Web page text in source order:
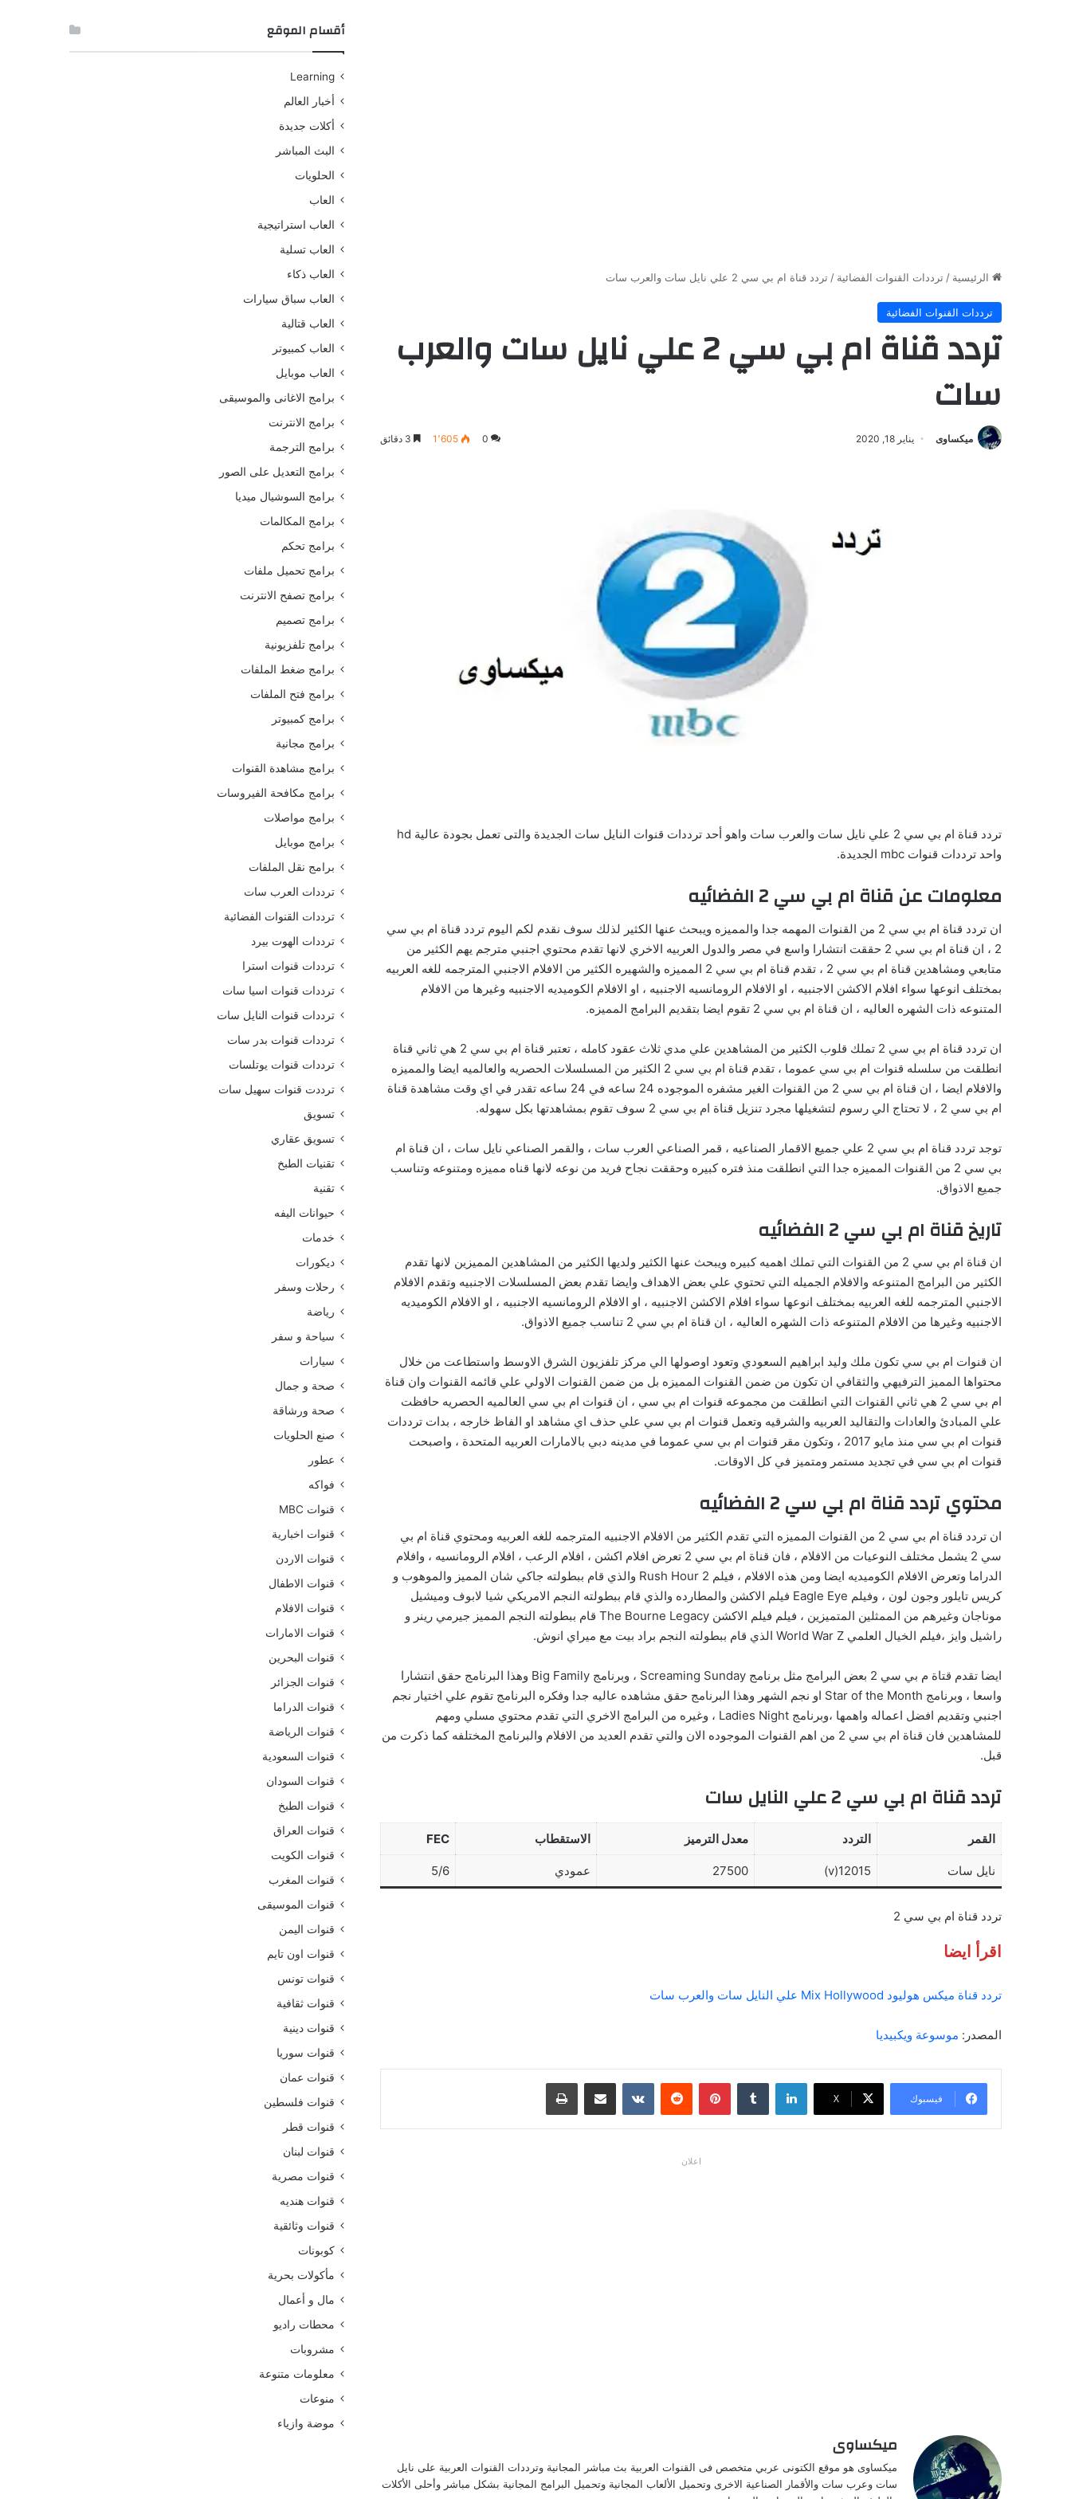
الرئيسية / ترددات القنوات الفضائية / تردد قناة ام بي سي 2 علي نايل سات والعرب سات
ترددات القنوات الفضائية
تردد قناة ام بي سي 2 علي نايل سات والعرب
سات
ميكساوى يناير 18, 2020 0 1٬605
تردد قناة ام بي سي 2 علي نايل سات والعرب سات واهو أحد ترددات قنوات النايل سات الجديدة والتى تعمل بجودة عالية hd
واحد ترددات قنوات mbc الجديدة.
معلومات عن قناة ام بي سي 2 الفضائيه
ان تردد قناة ام بي سي 2 من القنوات المهمه جدا والمميزه ويبحث عنها الكثير لذلك سوف نقدم لكم اليوم تردد قناة ام بي سي
2 ، ان قناة ام بي سي 2 حققت انتشارا واسع في مصر والدول العربيه الاخري لانها تقدم محتوي اجنبي مترجم يهم الكثير من
متابعي ومشاهدين قناة ام بي سي 2 ، تقدم قناة ام بي سي 2 المميزه والشهيره الكثير من الافلام الاجنبي المترجمه للغه العربيه
بمختلف انوعها سواء افلام الاكشن الاجنبيه ، او الافلام الرومانسيه الاجنبيه ، او الافلام الكوميديه الاجنبيه وغيرها من الافلام
المتنوعه ذات الشهره العاليه ، ان قناة ام بي سي 2 تقوم ايضا بتقديم البرامج المميزه.
ان تردد قناة ام بي سي 2 تملك قلوب الكثير من المشاهدين علي مدي ثلاث عقود كامله ، تعتبر قناة ام بي سي 2 هي ثاني قناة
انطلقت من سلسله قنوات ام بي سي عموما ، تقدم قناة ام بي سي 2 الكثير من المسلسلات الحصريه والعالميه ايضا والمميزه
والافلام ايضا ، ان قناة ام بي سي 2 من القنوات الغير مشفره الموجوده 24 ساعه في 24 ساعه تقدر في اي وقت مشاهدة قناة
ام بي سي 2 ، لا تحتاج الي رسوم لتشغيلها مجرد تنزيل قناة ام بي سي 2 سوف تقوم بمشاهدتها بكل سهوله.
توجد تردد قناة ام بي سي 2 علي جميع الاقمار الصناعيه ، قمر الصناعي العرب سات ، والقمر الصناعي نايل سات ، ان قناة ام
بي سي 2 من القنوات المميزه جدا التي انطلقت منذ فتره كبيره وحققت نجاح فريد من نوعه لانها قناه مميزه ومتنوعه وتناسب
جميع الاذواق.
تاريخ قناة ام بي سي 2 الفضائيه
ان قناة ام بي سي 2 من القنوات التي تملك اهميه كبيره ويبحث عنها الكثير ولديها الكثير من المشاهدين المميزين لانها تقدم
الكثير من البرامج المتنوعه والافلام الجميله التي تحتوي علي بعض الاهداف وايضا تقدم بعض المسلسلات الاجنبيه وتقدم الافلام
الاجنبي المترجمه للغه العربيه بمختلف انوعها سواء افلام الاكشن الاجنبيه ، او الافلام الرومانسيه الاجنبيه ، او الافلام الكوميديه
الاجنبيه وغيرها من الافلام المتنوعه ذات الشهره العاليه ، ان قناة ام بي سي 2 تناسب جميع الاذواق.
ان قنوات ام بي سي تكون ملك وليد ابراهيم السعودي وتعود اوصولها الي مركز تلفزيون الشرق الاوسط واستطاعت من خلال
محتواها المميز الترفيهي والثقافي ان تكون من ضمن القنوات المميزه بل من ضمن القنوات الاولي علي قائمه القنوات وان قناة
ام بي سي 2 هي ثاني القنوات التي انطلقت من مجموعه قنوات ام بي سي ، ان قنوات ام بي سي العالميه الحصريه حافظت
علي المبادئ والعادات والتقاليد العربيه والشرقيه وتعمل قنوات ام بي سي علي حذف اي مشاهد او الفاظ خارجه ، بدات ترددات
قنوات ام بي سي منذ مايو 2017 ، وتكون مقر قنوات ام بي سي عموما في مدينه دبي بالامارات العربيه المتحدة ، واصبحت
قنوات ام بي سي في تجديد مستمر ومتميز في كل الاوقات.
محتوي تردد قناة ام بي سي 2 الفضائيه
ان تردد قناة ام بي سي 2 من القنوات المميزه التي تقدم الكثير من الافلام الاجنبيه المترجمه للغه العربيه ومحتوي قناة ام بي
سي 2 يشمل مختلف النوعيات من الافلام ، فان قناة ام بي سي 2 تعرض افلام اكشن ، افلام الرعب ، افلام الرومانسيه ، وافلام
الدراما وتعرض الافلام الكوميديه ايضا ومن هذه الافلام ، فيلم Rush Hour 2 والذي قام ببطولته جاكي شان المميز والموهوب و
كريس تايلور وجون لون ، وفيلم Eagle Eye فيلم الاكشن والمطارده والذي قام ببطولته النجم الامريكي شيا لابوف وميشيل
موناجان وغيرهم من الممثلين المتميزين ، فيلم فيلم الاكشن The Bourne Legacy قام ببطولته النجم المميز جيرمي رينر و
راشيل وايز ،فيلم الخيال العلمي World War Z الذي قام ببطولته النجم براد بيت مع ميراي انوش.
ايضا تقدم قتاة م بي سي 2 بعض البرامج مثل برنامج Screaming Sunday ، وبرنامج Big Family وهذا البرنامج حقق انتشارا
واسعا ، وبرنامج Star of the Month او نجم الشهر وهذا البرنامج حقق مشاهده عاليه جدا وفكره البرنامج تقوم علي اختيار نجم
اجنبي وتقديم افضل اعماله واهمها ،وبرنامج Ladies Night ، وغيره من البرامج الاخري التي تقدم محتوي مسلي ومهم
للمشاهدين فان قناة ام بي سي 2 من اهم القنوات الموجوده الان والتي تقدم العديد من الافلام والبرنامج المختلفه كما ذكرت من
قبل.
تردد قناة ام بي سي 2 علي النايل سات
القمر التردد معدل الترميز الاستقطاب FEC
نايل سات 12015(v)
27500 عمودي 5/6
تردد قناة ام بي سي 2
اقرأ ايضا
تردد قناة ميكس هوليود Mix Hollywood علي النايل سات والعرب سات
المصدر: موسوعة ويكبيديا
فيسبوك ‫X
لينكدإن بينتيريست مشاركة عبر البريد طباعة
اعلان
ميكساوى
ميكساوى هو موقع الكتونى عربي متخصص فى القنوات العربية بث مباشر المجانية وترددات القنوات العربية على نايل
سات وعرب سات والأقمار الصناعية الاخرى وتحميل الألعاب المجانية وتحميل البرامج المجانية بشكل مباشر وأحلى الأكلات
أقسام الموقع
Learning
أخبار العالم
أكلات جديدة
البث المباشر
الحلويات
العاب
العاب استراتيجية
العاب تسلية
العاب ذكاء
العاب سباق سيارات
العاب قتالية
العاب كمبيوتر
العاب موبايل
برامج الاغانى والموسيقى
برامج الانترنت
برامج الترجمة
برامج التعديل على الصور
برامج السوشيال ميديا
برامج المكالمات
برامج تحكم
برامج تحميل ملفات
برامج تصفح الانترنت
برامج تصميم
برامج تلفزيونية
برامج ضغط الملفات
برامج فتح الملفات
برامج كمبيوتر
برامج مجانية
برامج مشاهدة القنوات
برامج مكافحة الفيروسات
برامج مواصلات
برامج موبايل
برامج نقل الملفات
ترددات العرب سات
ترددات القنوات الفضائية
ترددات الهوت بيرد
ترددات قنوات استرا
ترددات قنوات اسيا سات
ترددات قنوات النايل سات
ترددات قنوات بدر سات
ترددات قنوات يوتلسات
ترددت قنوات سهيل سات
تسويق
تسويق عقاري
تقنيات الطبخ
تقنية
حيوانات اليفه
خدمات
ديكورات
رحلات وسفر
رياضة
سياحة و سفر
سيارات
صحة و جمال
صحة ورشاقة
صنع الحلويات
عطور
فواكه
قنوات MBC
قنوات اخبارية
قنوات الاردن
قنوات الاطفال
قنوات الافلام
قنوات الامارات
قنوات البحرين
قنوات الجزائر
قنوات الدراما
قنوات الرياضة
قنوات السعودية
قنوات السودان
قنوات الطبخ
قنوات العراق
قنوات الكويت
قنوات المغرب
قنوات الموسيقى
قنوات اليمن
قنوات اون تايم
قنوات تونس
قنوات ثقافية
قنوات دينية
قنوات سوريا
قنوات عمان
قنوات فلسطين
قنوات قطر
قنوات لبنان
قنوات مصرية
قنوات هنديه
قنوات وثائقية
كوبونات
مأكولات بحرية
مال و أعمال
محطات راديو
مشروبات
معلومات متنوعة
منوعات
موضة وازياء